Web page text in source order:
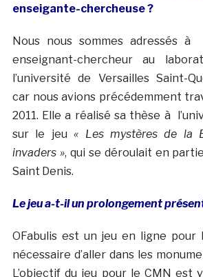
enseigante-chercheuse ?
Nous nous sommes adressés à
enseignant-chercheur au
l’université de Versailles Saint-
car nous avions précédemment
2011. Elle a réalisé sa thèse à
sur le jeu« Les mystères de la
invaders », qui se déroulait en
Saint Denis.
Le jeu a-t-il un prolongement
OFabulis est un jeu en ligne pour
nécessaire d’aller dans les
L’objectif du jeu pour le CMN